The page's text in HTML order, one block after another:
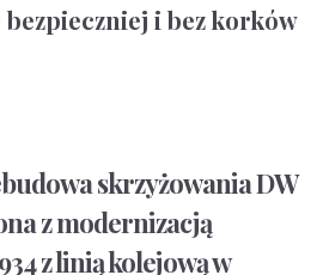
i bez korków
skrzyżowania DW
z modernizacją
z linią kolejową w